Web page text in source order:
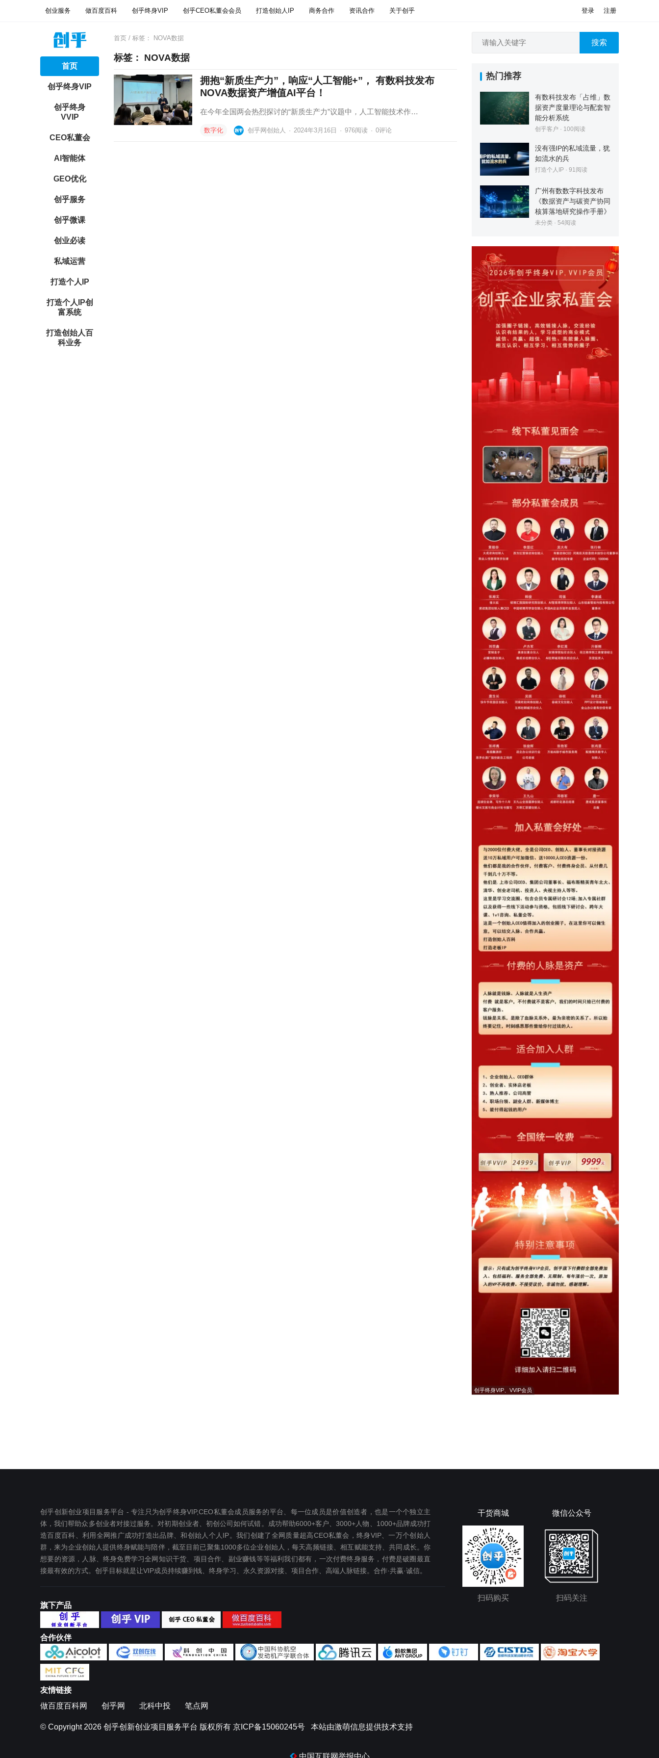
创业服务 做百度百科 创乎终身VIP 创乎CEO私董会会员 打造创始人IP 商务合作 资讯合作 关于创乎 登录 注册
首页
创乎终身VIP
创乎终身
VVIP
CEO私董会
AI智能体
GEO优化
创乎服务
创乎微课
创业必读
私域运营
打造个人IP
打造个人IP创
富系统
打造创始人百
科业务
首页 / 标签： NOVA数据
标签： NOVA数据
拥抱“新质生产力”，响应“人工智能+”， 有数科技发布
NOVA数据资产增值AI平台！
在今年全国两会热烈探讨的“新质生产力”议题中，人工智能技术作…
数字化 创乎网创始人 · 2024年3月16日 · 976阅读 · 0评论
搜索
热门推荐
有数科技发布「占维」数
据资产度量理论与配套智
能分析系统
创乎客户 · 100阅读
没有强IP的私域流量，犹
如流水的兵
打造个人IP · 91阅读
广州有数数字科技发布
《数据资产与碳资产协同
核算落地研究操作手册》
未分类 · 54阅读
创乎终身VIP、VVIP会员
创乎创新创业项目服务平台 - 专注只为创乎终身VIP,CEO私董会成员服务的平台、每一位成员是价值创造者，也是一个个独立主
体，我们帮助众多创业者对接过服务。对初期创业者、初创公司如何试错。成功帮助6000+客户、3000+人物、1000+品牌成功打
造百度百科、利用全网推广成功打造出品牌、和创始人个人IP。我们创建了全网质量超高CEO私董会，终身VIP、一万个创始人
群，来为企业创始人提供终身赋能与陪伴，截至目前已聚集1000多位企业创始人，每天高频链接、相互赋能支持、共同成长。你
想要‬的资源，人脉、终身免费学习全网知识干货、项目合作、副业赚钱等等福利我们都‬有，一次付费终‬身服务，付费是破圈最‬直
接最有效‬的方式。创乎目标就是让VIP成员持续赚到钱、终身学习、永久资源对接、项目合作、高端人脉链接。合作·共赢·诚信。
旗下产品
干货商城
扫码购买
微信公众号
扫码关注
合作伙伴
友情链接
做百度百科网
创乎网 北科中投 笔点网
© Copyright 2026 创乎创新创业项目服务平台 版权所有 京ICP备15060245号 本站由激萌信息提供技术支持